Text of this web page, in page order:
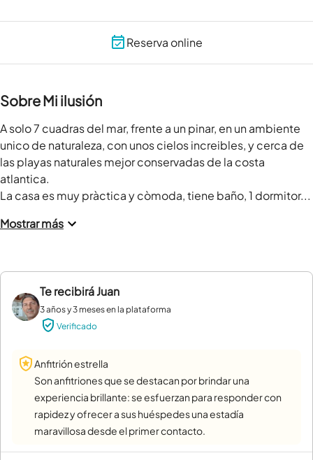
Reserva online
Sobre Mi ilusión
A solo 7 cuadras del mar, frente a un pinar, en un ambiente
unico de naturaleza, con unos cielos increibles, y cerca de
las playas naturales mejor conservadas de la costa
atlantica.
La casa es muy pràctica y còmoda, tiene baño, 1 dormitor...
Mostrar más
Te recibiráJuan
3 años y 3 meses en la plataforma
Verificado
Anfitrión estrella
Son anfitriones que se destacan por brindar una
experiencia brillante: se esfuerzan para responder con
rapidez y ofrecer a sus huéspedes una estadía
maravillosa desde el primer contacto.